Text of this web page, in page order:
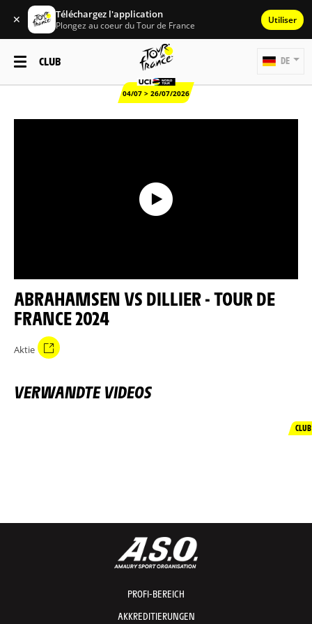
✕ Téléchargez l'application
Plongez au coeur du Tour de France Utiliser
CLUB
04/07 > 26/07/2026
DE
ABRAHAMSEN VS DILLIER - TOUR DE
FRANCE 2024
Aktie
VERWANDTE VIDEOS
CLUB
PROFI-BEREICH
AKKREDITIERUNGEN